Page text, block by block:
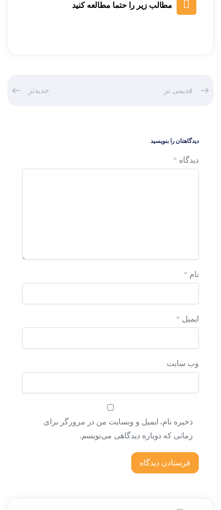
مطالب زیر را حتما مطالعه کنید
قدیمی تر جدیدتر
دیدگاهتان را بنویسید
دیدگاه *
نام *
ایمیل *
وب‌ سایت
ذخیره نام، ایمیل و وبسایت من در مرورگر برای
زمانی که دوباره دیدگاهی می‌نویسم.